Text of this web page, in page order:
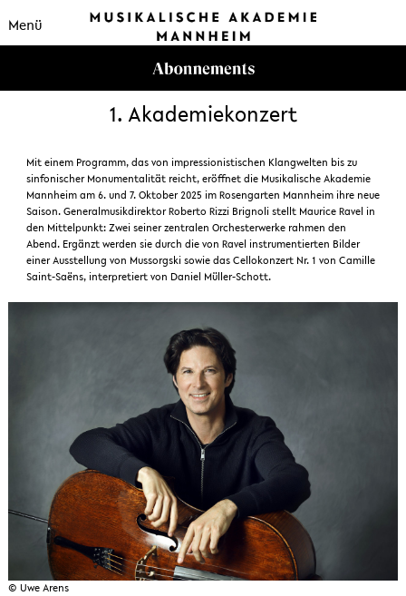
Menü
1. Akademiekonzert
Mit einem Programm, das von impressionistischen Klangwelten bis zu
sinfonischer Monumentalität reicht, eröffnet die Musikalische Akademie
Mannheim am 6. und 7. Oktober 2025 im Rosengarten Mannheim ihre neue
Saison. Generalmusikdirektor Roberto Rizzi Brignoli stellt Maurice Ravel in
den Mittelpunkt: Zwei seiner zentralen Orchesterwerke rahmen den
Abend. Ergänzt werden sie durch die von Ravel instrumentierten Bilder
einer Ausstellung von Mussorgski sowie das Cellokonzert Nr. 1 von Camille
Saint-Saëns, interpretiert von Daniel Müller-Schott.
© Uwe Arens